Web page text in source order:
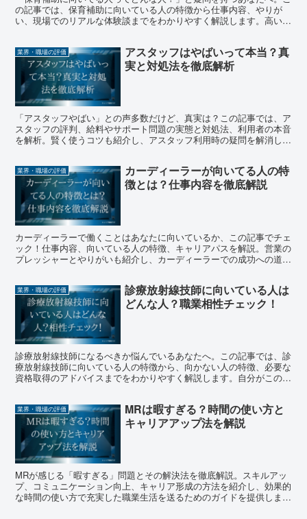
の記事では、保育補助に向いている人の特徴から仕事内容、やりが
い、現場でのリアルな体験談までをわかりやすく解説します。高いコ
補助の魅力に迫ります。保育補助に興味がある方やキャリアを考えて
いる方に最適な内容です。
業界・職場の評価
アスタッフはやばいって本当？真
実と対処法を徹底解析
「アスタッフやばい」との声多数だけど、真実は？この記事では、ア
スタッフの評判、給料やサポート問題の実態と対処法、利用者の本音
を解析。賢く使うコツも紹介し、アスタッフ利用時の疑問を解消しま
業界・職場の評価
カーディーラーが向いてる人の特
徴とは？仕事内容を徹底解説
カーディーラーで働くことはあなたに向いているか、この記事でチェ
ック！仕事内容、向いている人の特徴、キャリアパスを解説。営業の
プレッシャーとやりがいも紹介し、カーディーラーでの成功への道を
業界・職場の評価
診療放射線技師に向いている人は
どんな人？職業相性チェック！
診療放射線技師になるべきか悩んでいるあなたへ。この記事では、診
療放射線技師に向いている人の特徴から、向かない人の特徴、必要な
資格取得のアドバイスまでをわかりやすく解説します。自分がこの職
業界・職場の評価
MRは暇すぎる？時間の使い方と
キャリアアップ法を解説
MRが感じる「暇すぎる」問題とその解決法を徹底解説。スキルアッ
プ、コミュニケーション向上、キャリア形成の方法を紹介し、効果的
な時間の使い方で充実した職業生活を送るためのガイドを提供しま